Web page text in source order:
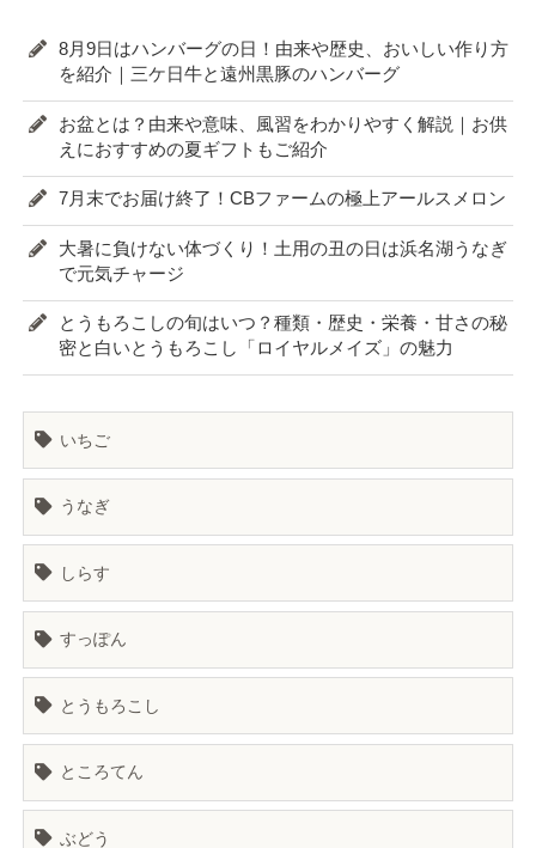
8月9日はハンバーグの日！由来や歴史、おいしい作り方
を紹介｜三ケ日牛と遠州黒豚のハンバーグ
お盆とは？由来や意味、風習をわかりやすく解説｜お供
えにおすすめの夏ギフトもご紹介
7月末でお届け終了！CBファームの極上アールスメロン
大暑に負けない体づくり！土用の丑の日は浜名湖うなぎ
で元気チャージ
とうもろこしの旬はいつ？種類・歴史・栄養・甘さの秘
密と白いとうもろこし「ロイヤルメイズ」の魅力
いちご
うなぎ
しらす
すっぽん
とうもろこし
ところてん
ぶどう